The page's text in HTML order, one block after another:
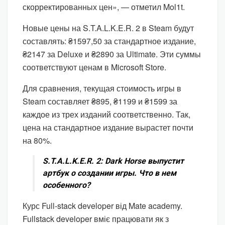
скорректированных цен», — отметил Mol1t.
Новые цены на S.T.A.L.K.E.R. 2 в Steam будут
составлять: ₴1597,50 за стандартное издание,
₴2147 за Deluxe и ₴2890 за Ultimate. Эти суммы
соответствуют ценам в Microsoft Store.
Для сравнения, текущая стоимость игры в
Steam составляет ₴895, ₴1199 и ₴1599 за
каждое из трех изданий соответственно. Так,
цена на стандартное издание вырастет почти
на 80%.
S.T.A.L.K.E.R. 2: Dark Horse выпустит
артбук о создании игры. Что в нем
особенного?
Курс Full-stack developer від Mate academy.
Fullstack developer вміє працювати як з